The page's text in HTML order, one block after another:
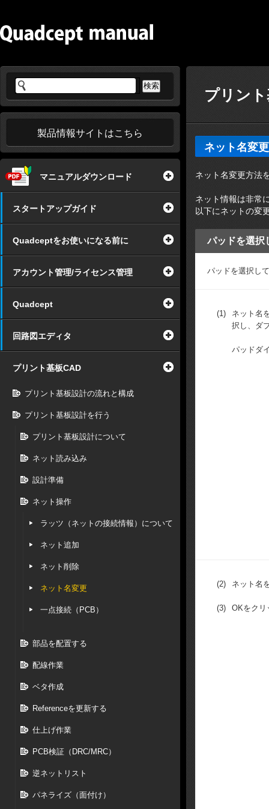
製品情報サイトはこちら
マニュアルダウンロード
スタートアップガイド
Quadceptをお使いになる前に
アカウント管理/ライセンス管理
Quadcept
回路図エディタ
プリント基板CAD
プリント基板設計の流れと構成
プリント基板設計を行う
プリント基板設計について
ネット読み込み
設計準備
ネット操作
ラッツ（ネットの接続情報）について
ネット追加
ネット削除
ネット名変更
一点接続（PCB）
部品を配置する
配線作業
ベタ作成
Referenceを更新する
仕上げ作業
PCB検証（DRC/MRC）
逆ネットリスト
パネライズ（面付け）
プリン
ネット名変更
ネット名変更方法
ネット情報は非常
以下にネットの変
パッドを選択
パッドを選択し
(1)
ネット名
択し、ダ
パッドダ
(2) ネット名
(3) OKをクリ